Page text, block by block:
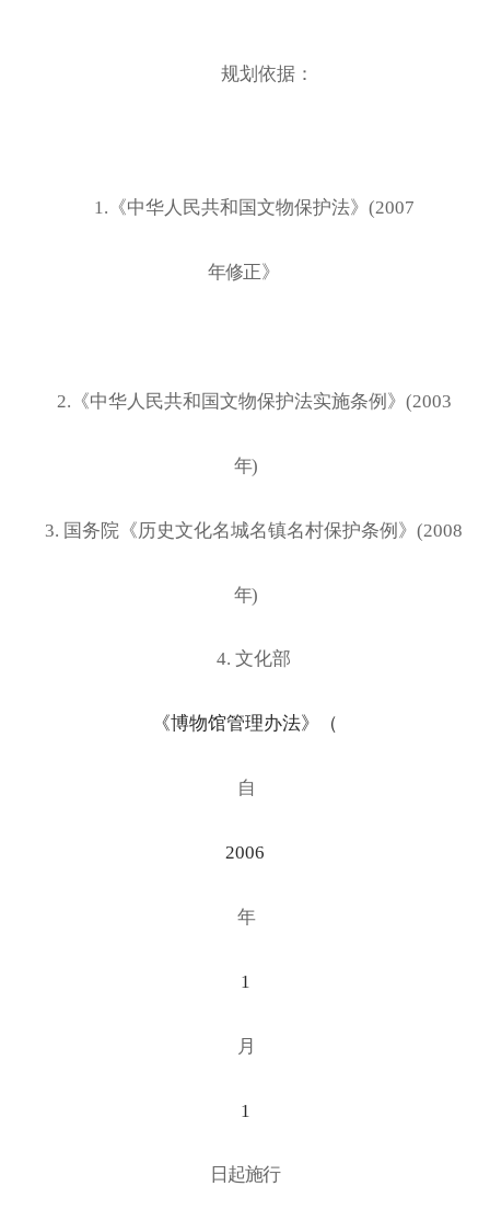
规划依据：
1.《中华人民共和国文物保护法》 (2007
年修正》
2.《中华人民共和国文物保护法实施条例》 (2003
年)
3. 国务院《历史文化名城名镇名村保护条例》 (2008
年)
4. 文化部
《博物馆管理办法》（
自
2006
年
1
月
1
日起施行